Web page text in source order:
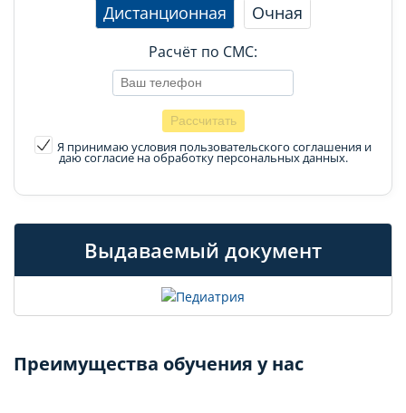
Дистанционная Очная
Расчёт по СМС:
Я принимаю условия пользовательского соглашения и
даю согласие на обработку персональных данных.
Выдаваемый документ
Преимущества обучения у нас